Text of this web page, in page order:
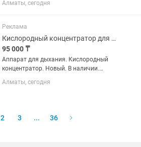
Алматы, сегодня
Реклама
Кислородный концентратор для дыхания. Новый.
95 000 ₸
Аппарат для дыхания. Кислородный
концентратор. Новый. В наличии.
Китай заводской. Возможно в
Алматы, сегодня
2 3 ... 36